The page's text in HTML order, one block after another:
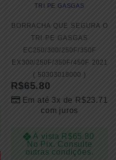
BORRACHA QUE SEGURA O
TRI PE GASGAS
EC250/300/250F/350F
EX300/250F/350F/450F 2021
( 50303018000 )
R$65.80
Em até 3x de R$23.71
com juros
À vista R$65.80
No Pix. Consulte
outras condições.